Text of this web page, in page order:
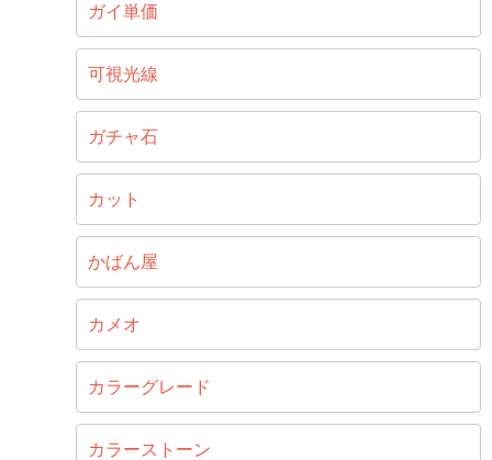
ガイ単価
可視光線
ガチャ石
カット
かばん屋
カメオ
カラーグレード
カラーストーン